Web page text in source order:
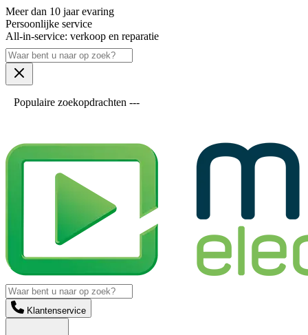
Meer dan 10 jaar evaring
Persoonlijke service
All-in-service: verkoop en reparatie
Populaire zoekopdrachten ---
Klantenservice